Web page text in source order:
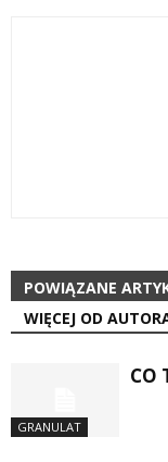
POWIĄZANE
WIĘCEJ OD
GRANULAT
CO